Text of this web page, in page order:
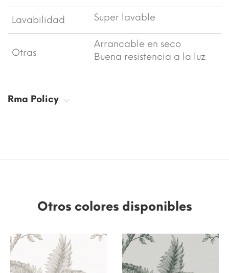
Lavabilidad Super lavable
Otras
Arrancable en seco
Buena resistencia a la luz
Rma Policy
Otros colores disponibles